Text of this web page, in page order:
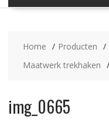
Home Producten
Maatwerk trekhaken
img_0665